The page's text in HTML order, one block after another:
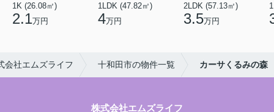
1K (26.08㎡)
2.1万円
1LDK (47.82㎡)
4万円
2LDK (57.13㎡)
3.5万円
会社エムズライフ 十和田市の物件一覧 カーサくるみの森
株式会社エムズライフ